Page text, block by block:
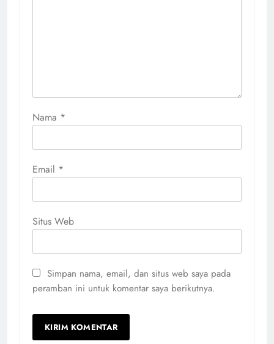
Nama *
Email *
Situs Web
Simpan nama, email, dan situs web saya pada
peramban ini untuk komentar saya berikutnya.